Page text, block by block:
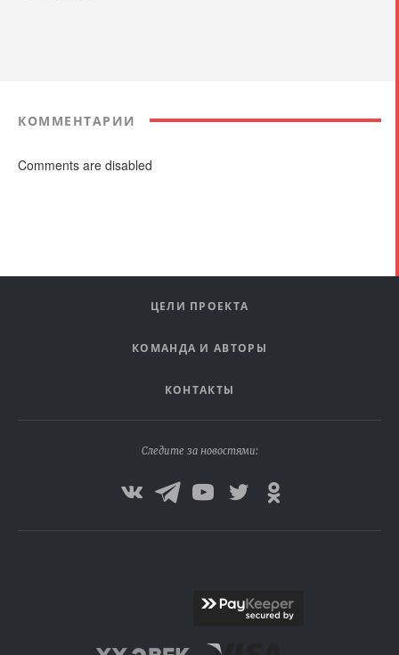
КОММЕНТАРИИ
Comments are disabled
ЦЕЛИ ПРОЕКТА
КОМАНДА И АВТОРЫ
КОНТАКТЫ
Следите за новостями: